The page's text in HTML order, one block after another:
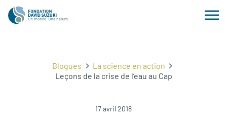
Blogues
La science en action
Leçons de la crise de l’eau au Cap
17 avril 2018